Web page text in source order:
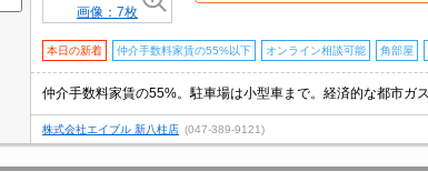
画像：7枚
本日の新着 仲介手数料家賃の55%以下 オンライン相談可能 角部屋
株式会社エイブル 新八柱店 (047-389-9121)